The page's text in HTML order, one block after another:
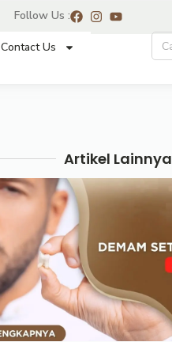
Follow Us :
Contact Us
Artikel Lainnya